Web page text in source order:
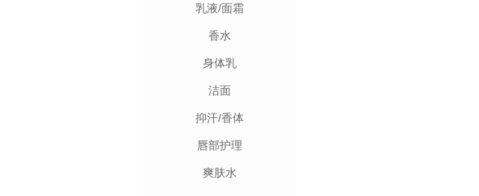
乳液/面霜
香水
身体乳
洁面
抑汗/香体
唇部护理
爽肤水